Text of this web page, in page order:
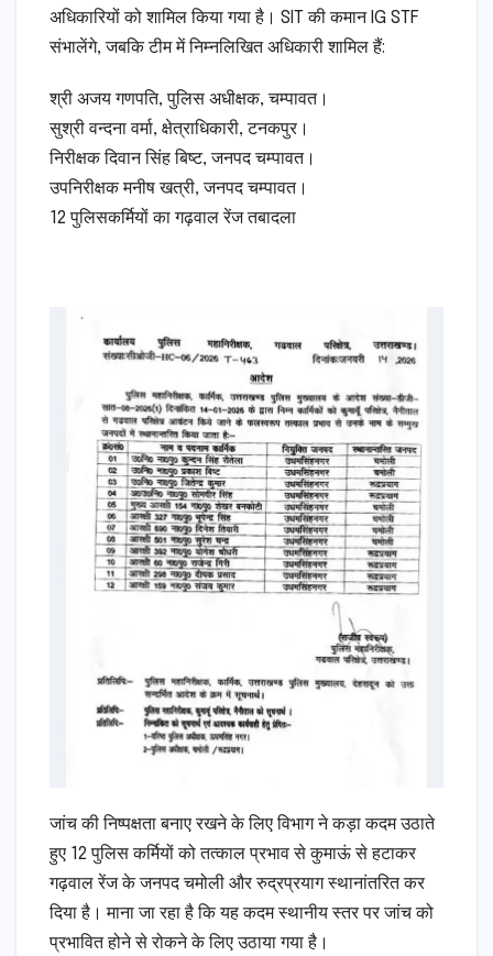
अधिकारियों को शामिल किया गया है। SIT की कमान IG STF
संभालेंगे, जबकि टीम में निम्नलिखित अधिकारी शामिल हैं:
​श्री अजय गणपति, पुलिस अधीक्षक, चम्पावत।
​सुश्री वन्दना वर्मा, क्षेत्राधिकारी, टनकपुर।
​निरीक्षक दिवान सिंह बिष्ट, जनपद चम्पावत।
​उपनिरीक्षक मनीष खत्री, जनपद चम्पावत।
​12 पुलिसकर्मियों का गढ़वाल रेंज तबादला
​जांच की निष्पक्षता बनाए रखने के लिए विभाग ने कड़ा कदम उठाते
हुए 12 पुलिस कर्मियों को तत्काल प्रभाव से कुमाऊं से हटाकर
गढ़वाल रेंज के जनपद चमोली और रुद्रप्रयाग स्थानांतरित कर
दिया है। माना जा रहा है कि यह कदम स्थानीय स्तर पर जांच को
प्रभावित होने से रोकने के लिए उठाया गया है।